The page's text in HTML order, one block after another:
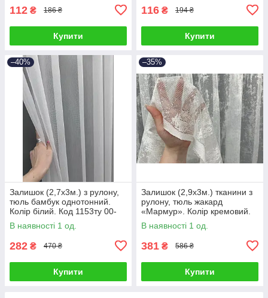
112 ₴ 186 ₴
Купити
116 ₴ 194 ₴
Купити
–40%
Залишок (2,7х3м.) з рулону,
тюль бамбук однотонний.
Колір білий. Код 1153ту 00-
0094
В наявності 1 од.
282 ₴ 470 ₴
Купити
–35%
Залишок (2,9х3м.) тканини з
рулону, тюль жакард
«Мармур». Колір кремовий.
Код 1402ту 00-991
В наявності 1 од.
381 ₴ 586 ₴
Купити